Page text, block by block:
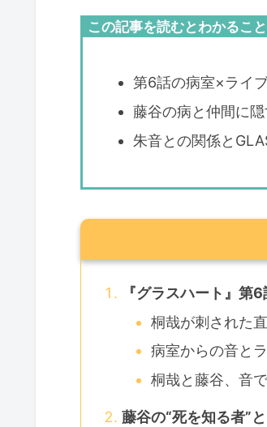
この記事を読むとわかること
第6話の病室×ライ
藤谷の病と仲間に
朱音との関係と
『グラスハート』第
桐哉が刺された
病室からの音と
桐哉と藤谷、音
藤谷の“死を知る者”